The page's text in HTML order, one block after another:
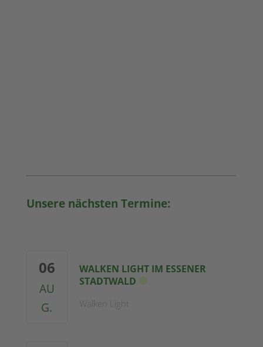
Unsere nächsten Termine:
06
AU
G.
WALKEN LIGHT IM ESSENER
STADTWALD
Walken Light